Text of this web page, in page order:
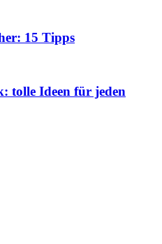
15 Tipps
tolle Ideen für jeden